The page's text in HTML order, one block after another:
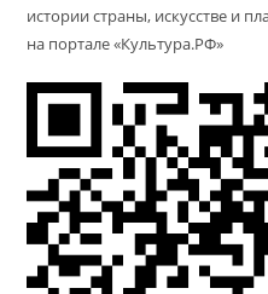
истории страны, искусстве и
на портале «Культура.РФ»